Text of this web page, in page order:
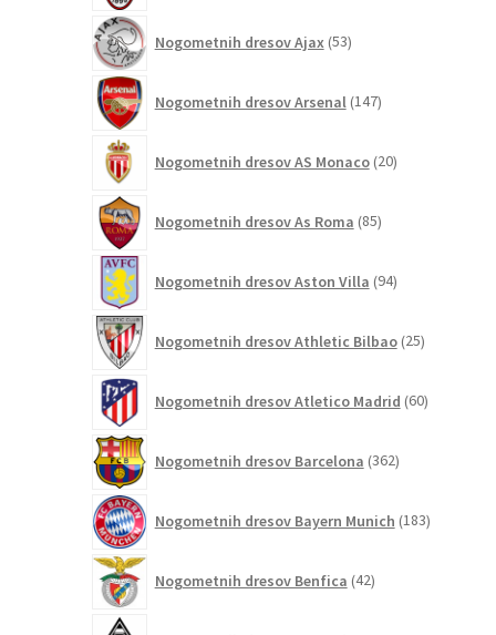
Nogometnih dresov Ajax 53izdelkov
Nogometnih dresov Arsenal 147izdelkov
Nogometnih dresov AS Monaco 20izdelkov
Nogometnih dresov As Roma 85izdelkov
Nogometnih dresov Aston Villa 94izdelkov
Nogometnih dresov Athletic Bilbao 25izdelkov
Nogometnih dresov Atletico Madrid 60izdelkov
Nogometnih dresov Barcelona 362izdelkov
Nogometnih dresov Bayern Munich 183izdelkov
Nogometnih dresov Benfica 42izdelkov